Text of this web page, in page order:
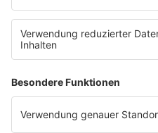
Leistungen und Produkte
Ansprechpartner
RECHTLICHES
Impressum
Datenschutz